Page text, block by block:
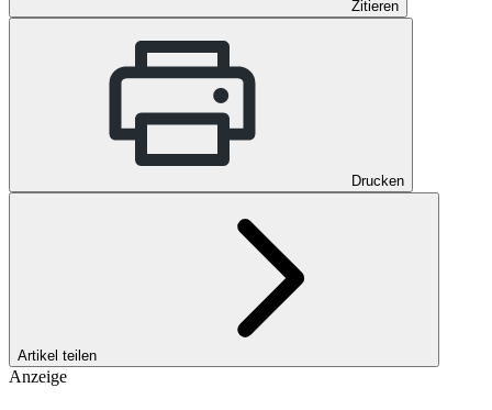
Zitieren
Drucken
Artikel teilen
Anzeige